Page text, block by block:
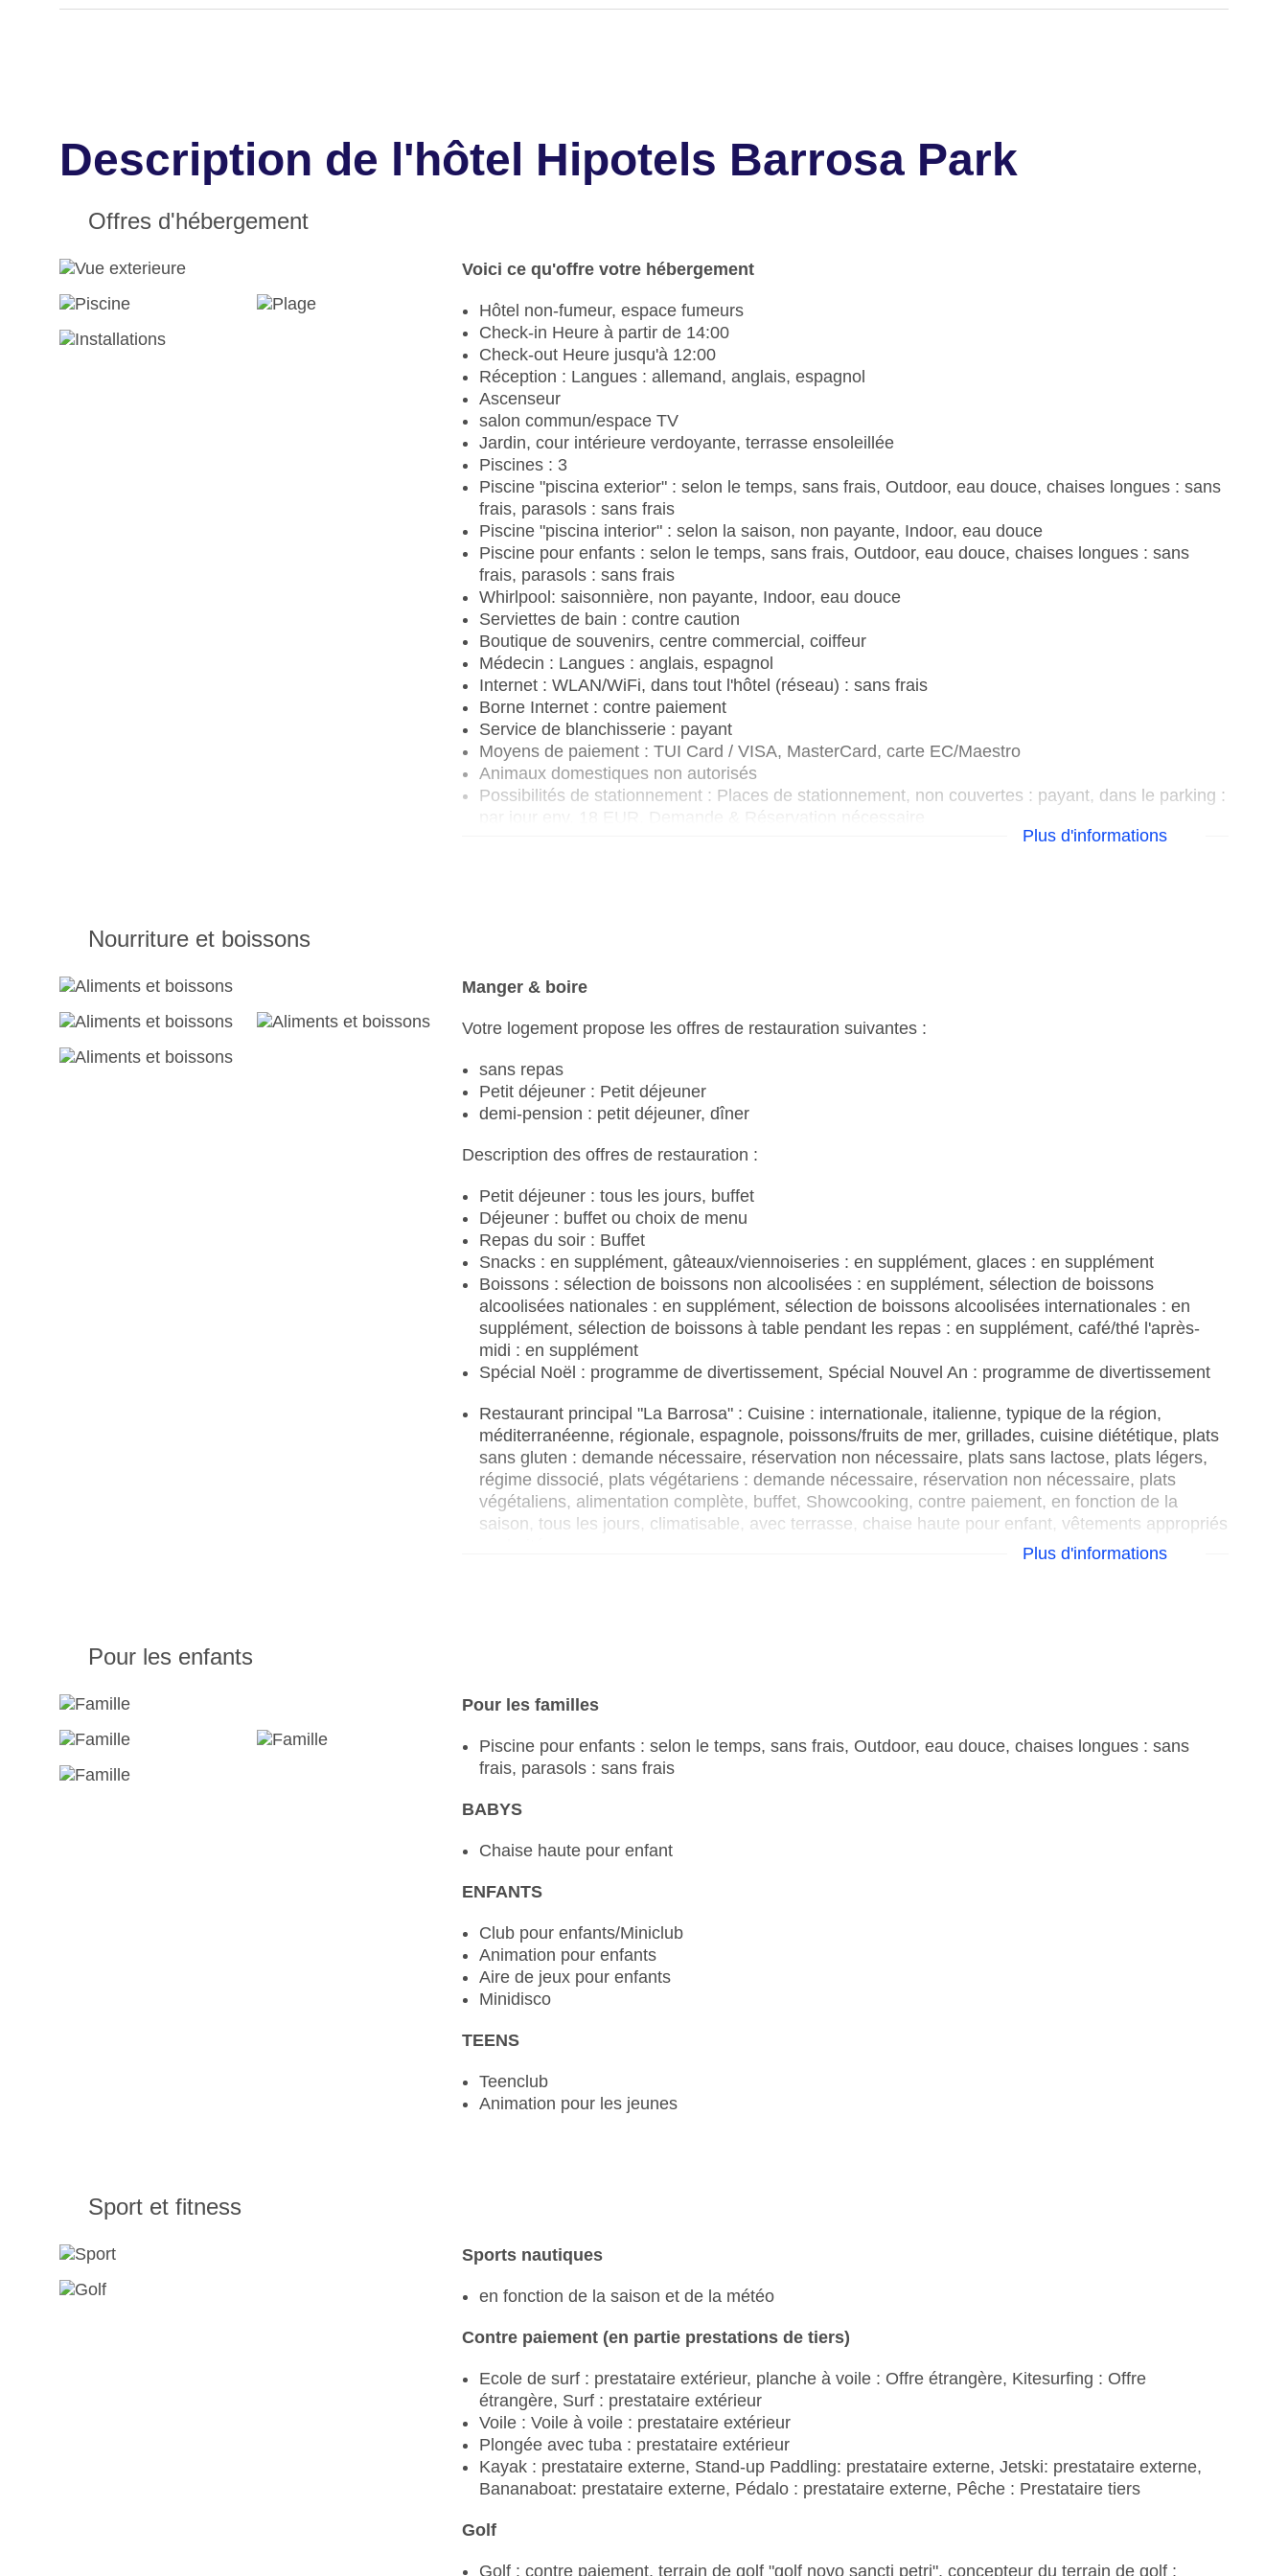
Description de l'hôtel Hipotels Barrosa Park
Offres d'hébergement
Voici ce qu'offre votre hébergement
Hôtel non-fumeur, espace fumeurs
Check-in Heure à partir de 14:00
Check-out Heure jusqu'à 12:00
Réception : Langues : allemand, anglais, espagnol
Ascenseur
salon commun/espace TV
Jardin, cour intérieure verdoyante, terrasse ensoleillée
Piscines : 3
Piscine "piscina exterior" : selon le temps, sans frais, Outdoor, eau douce, chaises longues : sans
frais, parasols : sans frais
Piscine "piscina interior" : selon la saison, non payante, Indoor, eau douce
Piscine pour enfants : selon le temps, sans frais, Outdoor, eau douce, chaises longues : sans
frais, parasols : sans frais
Whirlpool: saisonnière, non payante, Indoor, eau douce
Serviettes de bain : contre caution
Boutique de souvenirs, centre commercial, coiffeur
Médecin : Langues : anglais, espagnol
Internet : WLAN/WiFi, dans tout l'hôtel (réseau) : sans frais
Borne Internet : contre paiement
Service de blanchisserie : payant
Moyens de paiement : TUI Card / VISA, MasterCard, carte EC/Maestro
Animaux domestiques non autorisés
Possibilités de stationnement : Places de stationnement, non couvertes : payant, dans le parking :
par jour env. 18 EUR, Demande & Réservation nécessaire
Installations de réunion : Salles de réunion : 6, air conditionné, lumière du jour, Équipement pour
Plus d'informations
Nourriture et boissons
Manger & boire
Votre logement propose les offres de restauration suivantes :
sans repas
Petit déjeuner : Petit déjeuner
demi-pension : petit déjeuner, dîner
Description des offres de restauration :
Petit déjeuner : tous les jours, buffet
Déjeuner : buffet ou choix de menu
Repas du soir : Buffet
Snacks : en supplément, gâteaux/viennoiseries : en supplément, glaces : en supplément
Boissons : sélection de boissons non alcoolisées : en supplément, sélection de boissons
alcoolisées nationales : en supplément, sélection de boissons alcoolisées internationales : en
supplément, sélection de boissons à table pendant les repas : en supplément, café/thé l'après-
midi : en supplément
Spécial Noël : programme de divertissement, Spécial Nouvel An : programme de divertissement
Restaurant principal "La Barrosa" : Cuisine : internationale, italienne, typique de la région,
méditerranéenne, régionale, espagnole, poissons/fruits de mer, grillades, cuisine diététique, plats
sans gluten : demande nécessaire, réservation non nécessaire, plats sans lactose, plats légers,
régime dissocié, plats végétariens : demande nécessaire, réservation non nécessaire, plats
végétaliens, alimentation complète, buffet, Showcooking, contre paiement, en fonction de la
saison, tous les jours, climatisable, avec terrasse, chaise haute pour enfant, vêtements appropriés
Plus d'informations
Pour les enfants
Pour les familles
Piscine pour enfants : selon le temps, sans frais, Outdoor, eau douce, chaises longues : sans
frais, parasols : sans frais
BABYS
Chaise haute pour enfant
ENFANTS
Club pour enfants/Miniclub
Animation pour enfants
Aire de jeux pour enfants
Minidisco
TEENS
Teenclub
Animation pour les jeunes
Sport et fitness
Sports nautiques
en fonction de la saison et de la météo
Contre paiement (en partie prestations de tiers)
Ecole de surf : prestataire extérieur, planche à voile : Offre étrangère, Kitesurfing : Offre
étrangère, Surf : prestataire extérieur
Voile : Voile à voile : prestataire extérieur
Plongée avec tuba : prestataire extérieur
Kayak : prestataire externe, Stand-up Paddling: prestataire externe, Jetski: prestataire externe,
Bananaboat: prestataire externe, Pédalo : prestataire externe, Pêche : Prestataire tiers
Golf
Golf : contre paiement, terrain de golf "golf novo sancti petri", concepteur du terrain de golf :